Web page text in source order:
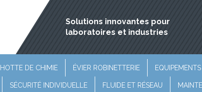
Solutions innovantes pour
laboratoires et industries
HOTTE DE CHIMIE ÉVIER ROBINETTERIE
SÉCURITÉ INDIVIDUELLE FLUIDE ET RÉSEAU